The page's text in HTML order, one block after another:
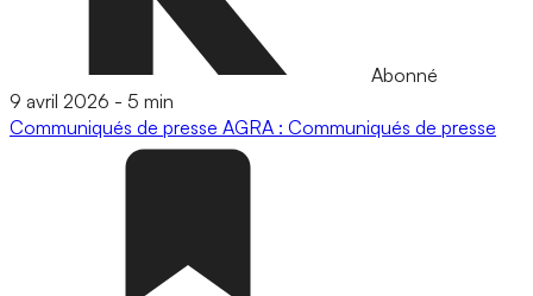
Abonné
9 avril 2026 - 5 min
Communiqués de presse AGRA : Communiqués de presse